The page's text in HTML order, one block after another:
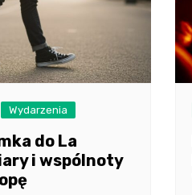
Wydarzenia
do La
i wspólnoty